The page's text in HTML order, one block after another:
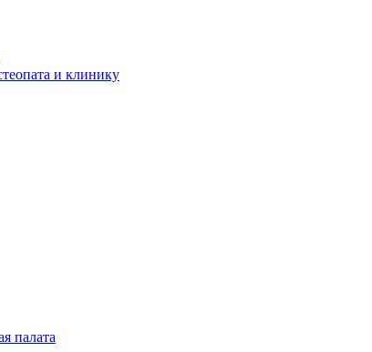
и клинику
палата